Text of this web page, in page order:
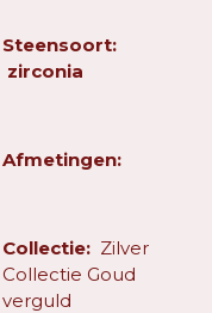
Steensoort:
zirconia
Afmetingen:
Collectie:Zilver
Collectie Goud
verguld